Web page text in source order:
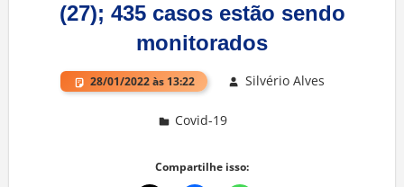
(27); 435 casos estão sendo
monitorados
28/01/2022 às 13:22 Silvério Alves
Covid-19
Compartilhe isso: